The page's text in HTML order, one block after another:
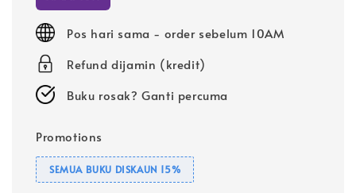
Pos hari sama - order sebelum 10AM
Refund dijamin (kredit)
Buku rosak? Ganti percuma
Promotions
SEMUA BUKU DISKAUN 15%